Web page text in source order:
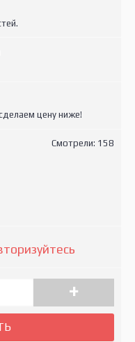
цену ниже!
Смотрели: 158
+